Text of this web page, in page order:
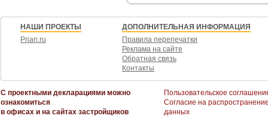
НАШИ ПРОЕКТЫ
Prian.ru
ДОПОЛНИТЕЛЬНАЯ ИНФОРМАЦИЯ
Правила перепечатки
Реклама на сайте
Обратная связь
Контакты
С проектными декларациями можно
ознакомиться
в офисах и на сайтах застройщиков
Пользовательское
Согласие на
данных